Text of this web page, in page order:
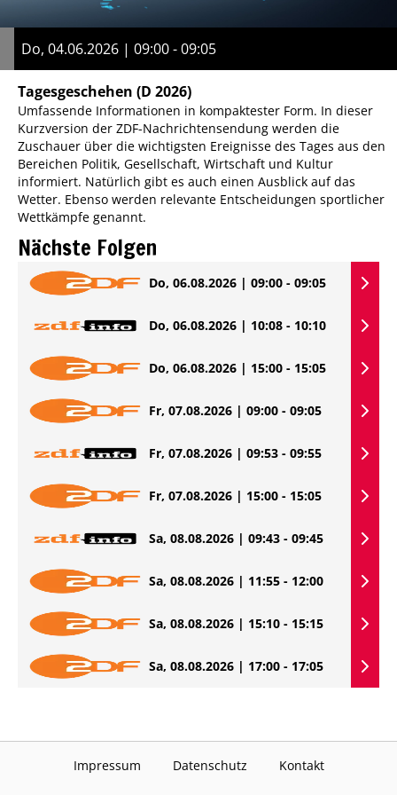
Do, 04.06.2026 | 09:00 - 09:05
Tagesgeschehen (D 2026)
Umfassende Informationen in kompaktester Form. In dieser
Kurzversion der ZDF-Nachrichtensendung werden die
Zuschauer über die wichtigsten Ereignisse des Tages aus den
Bereichen Politik, Gesellschaft, Wirtschaft und Kultur
informiert. Natürlich gibt es auch einen Ausblick auf das
Wetter. Ebenso werden relevante Entscheidungen sportlicher
Wettkämpfe genannt.
Nächste Folgen
Do, 06.08.2026 | 09:00 - 09:05
Do, 06.08.2026 | 10:08 - 10:10
Do, 06.08.2026 | 15:00 - 15:05
Fr, 07.08.2026 | 09:00 - 09:05
Fr, 07.08.2026 | 09:53 - 09:55
Fr, 07.08.2026 | 15:00 - 15:05
Sa, 08.08.2026 | 09:43 - 09:45
Sa, 08.08.2026 | 11:55 - 12:00
Sa, 08.08.2026 | 15:10 - 15:15
Sa, 08.08.2026 | 17:00 - 17:05
Impressum Datenschutz Kontakt